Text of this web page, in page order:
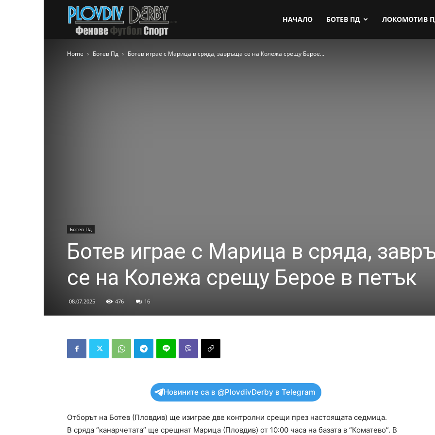
НАЧАЛО БОТЕВ ПД ЛОКОМОТИВ
Home Ботев Пд Ботев играе с Марица в сряда, завръща се на Колежа срещу Берое...
Ботев Пд
Ботев играе с Марица в сряда,
се на Колежа срещу Берое в петък
08.07.2025 476 16
Новините са в @PlovdivDerby в Telegram
Отборът на Ботев (Пловдив) ще изиграе две контролни срещи през настоящата седмица.
В сряда “канарчетата” ще срещнат Марица (Пловдив) от 10:00 часа на базата в “Коматево”. В